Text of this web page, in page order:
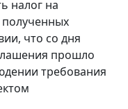
налог на
что со дня
прошло
требования